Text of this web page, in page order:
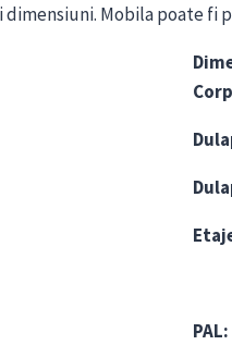
Mobila poate
PAL: